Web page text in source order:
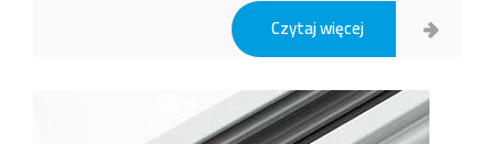
Czytaj więcej